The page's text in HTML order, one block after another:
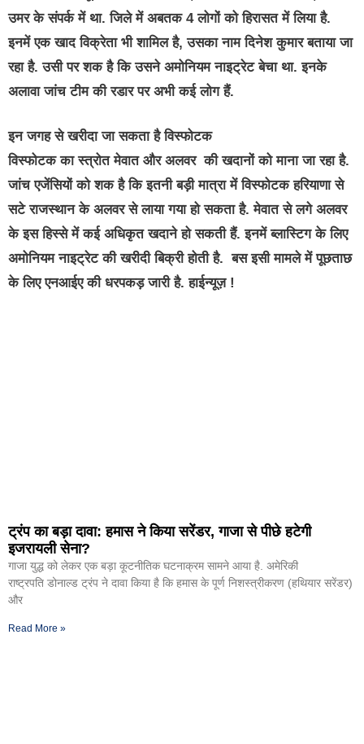
उमर के संपर्क में था. जिले में अबतक 4 लोगों को हिरासत में लिया है.
इनमें एक खाद विक्रेता भी शामिल है, उसका नाम दिनेश कुमार बताया जा
रहा है. उसी पर शक है कि उसने अमोनियम नाइट्रेट बेचा था. इनके
अलावा जांच टीम की रडार पर अभी कई लोग हैं.
इन जगह से खरीदा जा सकता है विस्फोटक
विस्फोटक का स्त्रोत मेवात और अलवर की खदानों को माना जा रहा है.
जांच एजेंसियों को शक है कि इतनी बड़ी मात्रा में विस्फोटक हरियाणा से
सटे राजस्थान के अलवर से लाया गया हो सकता है. मेवात से लगे अलवर
के इस हिस्से में कई अधिकृत खदाने हो सकती हैं. इनमें ब्लास्टिग के लिए
अमोनियम नाइट्रेट की खरीदी बिक्री होती है. बस इसी मामले में पूछताछ
के लिए एनआईए की धरपकड़ जारी है. हाईन्यूज़ !
ट्रंप का बड़ा दावा: हमास ने किया सरेंडर, गाजा से पीछे हटेगी
इजरायली सेना?
गाजा युद्ध को लेकर एक बड़ा कूटनीतिक घटनाक्रम सामने आया है. अमेरिकी
राष्ट्रपति डोनाल्ड ट्रंप ने दावा किया है कि हमास के पूर्ण निशस्त्रीकरण (हथियार सरेंडर)
और
Read More »